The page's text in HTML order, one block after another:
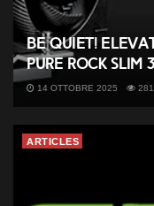
be quiet!
Pure Rock Slim 3
14 OTTOBRE 2025 281
ARTICLES